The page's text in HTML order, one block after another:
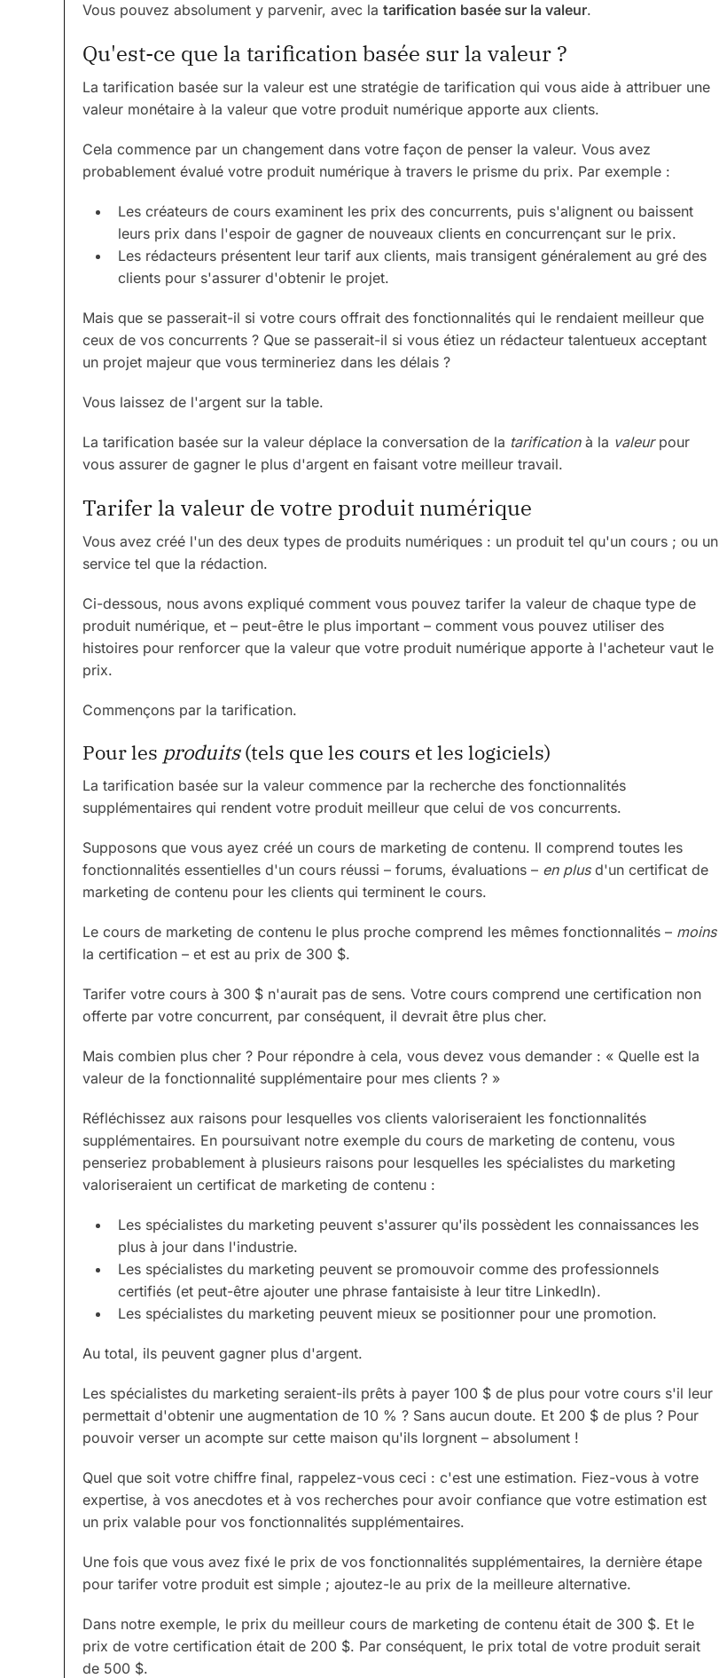
Vous pouvez absolument y parvenir, avec la tarification basée sur la valeur.
Qu'est-ce que la tarification basée sur la valeur ?
La tarification basée sur la valeur est une stratégie de tarification qui vous aide à attribuer une
valeur monétaire à la valeur que votre produit numérique apporte aux clients.
Cela commence par un changement dans votre façon de penser la valeur. Vous avez
probablement évalué votre produit numérique à travers le prisme du prix. Par exemple :
Les créateurs de cours examinent les prix des concurrents, puis s'alignent ou baissent
leurs prix dans l'espoir de gagner de nouveaux clients en concurrençant sur le prix.
Les rédacteurs présentent leur tarif aux clients, mais transigent généralement au gré des
clients pour s'assurer d'obtenir le projet.
Mais que se passerait-il si votre cours offrait des fonctionnalités qui le rendaient meilleur que
ceux de vos concurrents ? Que se passerait-il si vous étiez un rédacteur talentueux acceptant
un projet majeur que vous termineriez dans les délais ?
Vous laissez de l'argent sur la table.
La tarification basée sur la valeur déplace la conversation de la tarificationà la valeurpour
vous assurer de gagner le plus d'argent en faisant votre meilleur travail.
Tarifer la valeur de votre produit numérique
Vous avez créé l'un des deux types de produits numériques : un produit tel qu'un cours ; ou un
service tel que la rédaction.
Ci-dessous, nous avons expliqué comment vous pouvez tarifer la valeur de chaque type de
produit numérique, et – peut-être le plus important – comment vous pouvez utiliser des
histoires pour renforcer que la valeur que votre produit numérique apporte à l'acheteur vaut le
prix.
Commençons par la tarification.
Pour les produits(tels que les cours et les logiciels)
La tarification basée sur la valeur commence par la recherche des fonctionnalités
supplémentaires qui rendent votre produit meilleur que celui de vos concurrents.
Supposons que vous ayez créé un cours de marketing de contenu. Il comprend toutes les
fonctionnalités essentielles d'un cours réussi – forums, évaluations – en plusd'un certificat de
marketing de contenu pour les clients qui terminent le cours.
Le cours de marketing de contenu le plus proche comprend les mêmes fonctionnalités – moins
la certification – et est au prix de 300 $.
Tarifer votre cours à 300 $ n'aurait pas de sens. Votre cours comprend une certification non
offerte par votre concurrent, par conséquent, il devrait être plus cher.
Mais combien plus cher ? Pour répondre à cela, vous devez vous demander : « Quelle est la
valeur de la fonctionnalité supplémentaire pour mes clients ? »
Réfléchissez aux raisons pour lesquelles vos clients valoriseraient les fonctionnalités
supplémentaires. En poursuivant notre exemple du cours de marketing de contenu, vous
penseriez probablement à plusieurs raisons pour lesquelles les spécialistes du marketing
valoriseraient un certificat de marketing de contenu :
Les spécialistes du marketing peuvent s'assurer qu'ils possèdent les connaissances les
plus à jour dans l'industrie.
Les spécialistes du marketing peuvent se promouvoir comme des professionnels
certifiés (et peut-être ajouter une phrase fantaisiste à leur titre LinkedIn).
Les spécialistes du marketing peuvent mieux se positionner pour une promotion.
Au total, ils peuvent gagner plus d'argent.
Les spécialistes du marketing seraient-ils prêts à payer 100 $ de plus pour votre cours s'il leur
permettait d'obtenir une augmentation de 10 % ? Sans aucun doute. Et 200 $ de plus ? Pour
pouvoir verser un acompte sur cette maison qu'ils lorgnent – absolument !
Quel que soit votre chiffre final, rappelez-vous ceci : c'est une estimation. Fiez-vous à votre
expertise, à vos anecdotes et à vos recherches pour avoir confiance que votre estimation est
un prix valable pour vos fonctionnalités supplémentaires.
Une fois que vous avez fixé le prix de vos fonctionnalités supplémentaires, la dernière étape
pour tarifer votre produit est simple ; ajoutez-le au prix de la meilleure alternative.
Dans notre exemple, le prix du meilleur cours de marketing de contenu était de 300 $. Et le
prix de votre certification était de 200 $. Par conséquent, le prix total de votre produit serait
de 500 $.